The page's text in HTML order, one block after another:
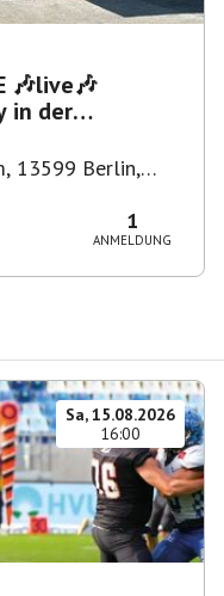
🎶live🎶
in der
13599 Berlin,
1
ANMELDUNG
Sa, 15.08.2026
16:00